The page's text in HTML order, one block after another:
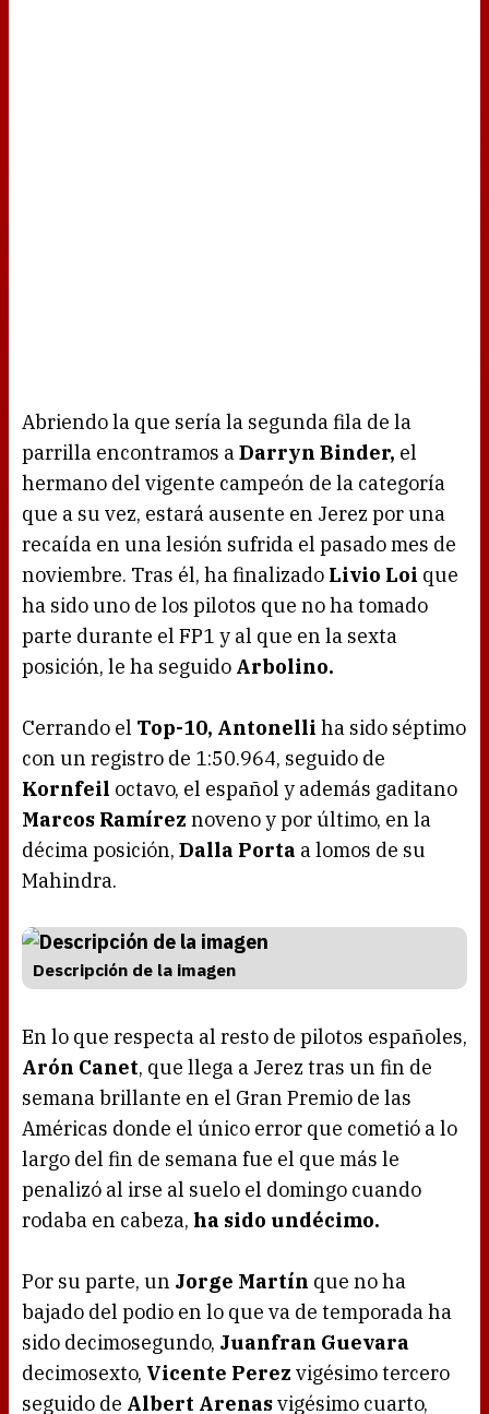
Abriendo la que sería la segunda fila de la
parrilla encontramos aDarryn Binder, el
hermano del vigente campeón de la categoría
que a su vez, estará ausente en Jerez por una
recaída en una lesión sufrida el pasado mes de
noviembre. Tras él, ha finalizado Livio Loi que
ha sido uno de los pilotos que no ha tomado
parte durante el FP1 y al que en la sexta
posición, le ha seguido Arbolino.
Cerrando el Top-10, Antonelli ha sido séptimo
con un registro de 1:50.964, seguido de
Kornfeil octavo, el español y además gaditano
Marcos Ramírez noveno y por último, en la
décima posición, Dalla Porta a lomos de su
Mahindra.
Descripción de la imagen
En lo que respecta al resto de pilotos españoles,
Arón Canet, que llega a Jerez tras un fin de
semana brillante en el Gran Premio de las
Américas donde el único error que cometió a lo
largo del fin de semana fue el que más le
penalizó al irse al suelo el domingo cuando
rodaba en cabeza, ha sido undécimo.
Por su parte, un Jorge Martín que no ha
bajado del podio en lo que va de temporada ha
sido decimosegundo, Juanfran Guevara
decimosexto, Vicente Perez vigésimo tercero
seguido de Albert Arenasvigésimo cuarto,